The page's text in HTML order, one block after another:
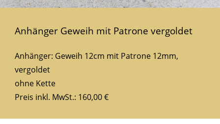
Anhänger Geweih mit Patrone vergoldet
Anhänger: Geweih 12cm mit Patrone 12mm,
vergoldet
ohne Kette
Preis inkl. MwSt.: 160,00 €